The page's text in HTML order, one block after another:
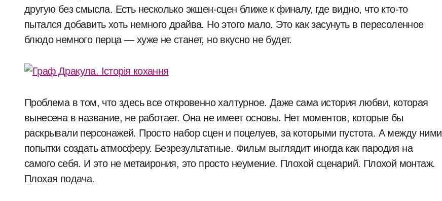
другую без смысла. Есть несколько экшен-сцен ближе к финалу, где видно, что кто-то
пытался добавить хоть немного драйва. Но этого мало. Это как засунуть в пересоленное
блюдо немного перца — хуже не станет, но вкусно не будет.
Проблема в том, что здесь все откровенно халтурное. Даже сама история любви, которая
вынесена в название, не работает. Она не имеет основы. Нет моментов, которые бы
раскрывали персонажей. Просто набор сцен и поцелуев, за которыми пустота. А между ними
попытки создать атмосферу. Безрезультатные. Фильм выглядит иногда как пародия на
самого себя. И это не метаирония, это просто неумение. Плохой сценарий. Плохой монтаж.
Плохая подача.